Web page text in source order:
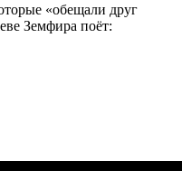
«обещали друг
Земфира поёт: